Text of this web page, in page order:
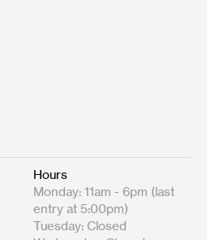
Hours
Monday: 11am - 6pm (last
entry at 5:00pm)
Tuesday: Closed